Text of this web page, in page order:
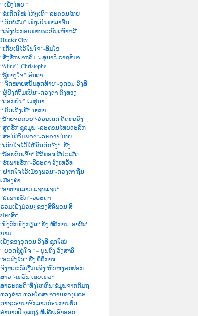
“ ເພັງໄທຍ “
“ຂໍເກີດໃໝ່ ໄກ້ໆເທີ““ລະຄອນໄທຍ
“ ຮັກບໍ່ລືມ”-ເພັງເປັນພາສາຈີນ
“ເພັງປະກອບພາບພະຍົນເຫົາຫລີ
Hunter City
“ເກັບເທີໄວ້ໃນໃຈ”-ສົມໂອ
“ສັ່ງຮັກຝາກລົມ”- ສຸນາຣີ ຣາຊສີມາ
“Aline”- Christophe
“ຊູ້ທາງໃຈ”-ອັນດາ
“ ຈົດໝາຍສບັບສຸດທ້າຍ”-ອຸດອນ ວົງສີ
“ຜູ້ຍີງກໍຖີ້ມເປັນ”-ດວງຕາ ຄົງທອງ
“ດອກຝີ່ນ”-ເມຢູ່ນາ
“ ຄິດເຖີງເທີ“-ນາກາ
“ອ້າຍຈະຄອຍ“-ວໍຣະເດດ ດິດທະວົງ
“ສູດຮັກ ຊຸລມຸນ“-ລະຄອນໄທຍຕະລົກ
“ສະໄພ້ອີມພອຕ“-ລະຄອນໄທຍ
“ເກັບໃຈໄວ້ໃຫ້ຄົນຮັກຈີງ“- ຍີງ
“ຂ້ອຍຮັກເຈົ້າ“-ສິລິພອນ ສີປະເສີດ
“ຮໍເພາະຮັກ“-ວິຣະດາ ວົງເທວັທ
“ຝາກໃຈໄວ້ເມືອງພວນ“-ດວງຕາ ຖິ່ນ
ເມືອງຄຳ
“ອາຫານລາວ ແຊບແຊບ“
“ລໍເພາະຮັກ“-ວຣະດາ
ຣວມເພັງມ່ວນໆຂອງສີລິພອນ ສີ
ປະເສີດ
“ທັງຮັກ ທັງກຽດ“-ຍິງ ທິຕິການ -ອາຮ໌ສ
ຍາມ
ເພັງຂອງອຸດອນ ວົງສີ ຊຸດໃໝ່
“ ຍອດຊູ້ຄູ່ໃຈ “ – ບຸນທົງ ວົງສາລີ
“ອະສົງໄຂ“-ຍີງ ທິຕິການ
ຈັງຫວະຂັບງື່ມ ເພັງ“ຫົວຫງອກຢອກ
ສາວ“-ເທວັນ ເທບເທວາ
ສາຣະຄະດີ“ທົ່ງໄຫຫີນ“ຂໍ່ມູນຈາກກົມຖ
ແລງຂ່າວ ແລະໂຄສນາການຂອງພຣະ
ຮາຊະອານາຈັກລາວກ່ອນການຍຶດ
ອຳນາດປີ ໑໙໗໕ ທີເຄີຍເອົາອອກ